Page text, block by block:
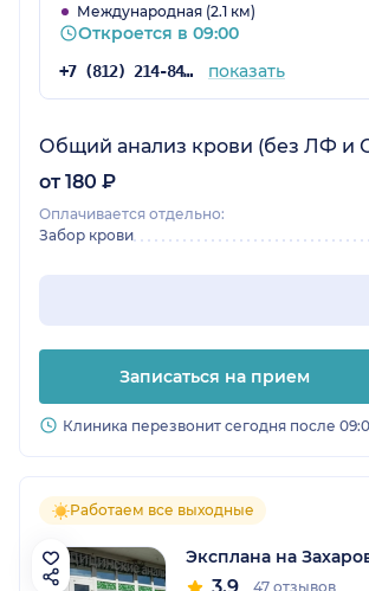
Международная (2.1 км)
Откроется в 09:00
+7 (812) 214-84-90 показать
Общий анализ крови (без ЛФ и
от 180 ₽
Оплачивается отдельно:
Забор крови
Записаться на прием
Клиника перезвонит сегодня после
Работаем все выходные
Эксплана на
47 отзывов